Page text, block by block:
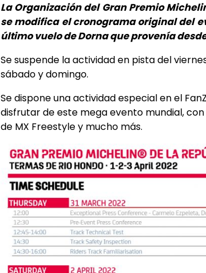
La Organización del Gran Premio
se modifica el cronograma original del
último vuelo de Dorna que provenía
Se suspende la actividad en pista del
sábado y domingo.
Se dispone una actividad especial en el
disfrutar de este mega evento mundial,
de MX Freestyle y mucho más.